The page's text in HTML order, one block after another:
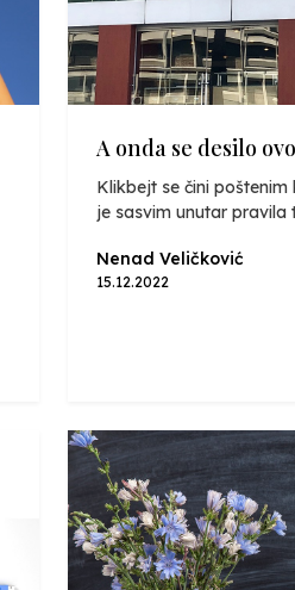
A onda se desilo
Klikbejt se čini
je sasvim unutar pravila
Nenad Veličković
15.12.2022